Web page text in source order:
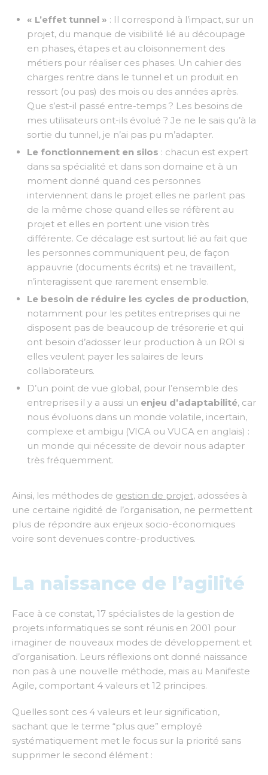
« L’effet tunnel » : Il correspond à l’impact, sur un
projet, du manque de visibilité lié au découpage
en phases, étapes et au cloisonnement des
métiers pour réaliser ces phases. Un cahier des
charges rentre dans le tunnel et un produit en
ressort (ou pas) des mois ou des années après.
Que s’est-il passé entre-temps ? Les besoins de
mes utilisateurs ont-ils évolué ? Je ne le sais qu’à la
sortie du tunnel, je n’ai pas pu m’adapter.
Le fonctionnement en silos : chacun est expert
dans sa spécialité et dans son domaine et à un
moment donné quand ces personnes
interviennent dans le projet elles ne parlent pas
de la même chose quand elles se réfèrent au
projet et elles en portent une vision très
différente. Ce décalage est surtout lié au fait que
les personnes communiquent peu, de façon
appauvrie (documents écrits) et ne travaillent,
n’interagissent que rarement ensemble.
Le besoin de réduire les cycles de production,
notamment pour les petites entreprises qui ne
disposent pas de beaucoup de trésorerie et qui
ont besoin d’adosser leur production à un ROI si
elles veulent payer les salaires de leurs
collaborateurs.
D’un point de vue global, pour l’ensemble des
entreprises il y a aussi un enjeu d’adaptabilité, car
nous évoluons dans un monde volatile, incertain,
complexe et ambigu (VICA ou VUCA en anglais) :
un monde qui nécessite de devoir nous adapter
très fréquemment.
Ainsi, les méthodes de gestion de projet, adossées à
une certaine rigidité de l’organisation, ne permettent
plus de répondre aux enjeux socio-économiques
voire sont devenues contre-productives.
La naissance de l’agilité
Face à ce constat, 17 spécialistes de la gestion de
projets informatiques se sont réunis en 2001 pour
imaginer de nouveaux modes de développement et
d’organisation. Leurs réflexions ont donné naissance
non pas à une nouvelle méthode, mais au Manifeste
Agile, comportant 4 valeurs et 12 principes.
Quelles sont ces 4 valeurs et leur signification,
sachant que le terme “plus que” employé
systématiquement met le focus sur la priorité sans
supprimer le second élément :